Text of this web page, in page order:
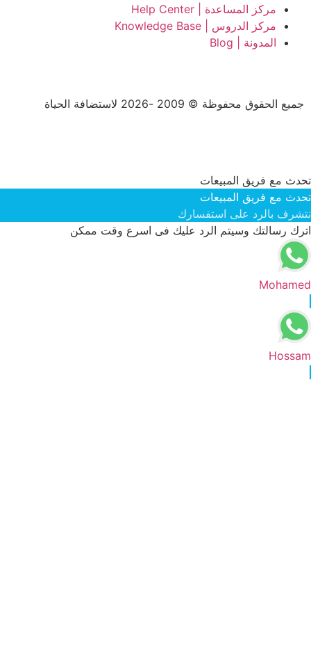
مركز المساعدة | Help Center
مركز الدروس | Knowledge Base
المدونة | Blog
جميع الحقوق محفوظة © 2009 -2026 لاستضافة الحياة
تحدث مع فريق المبيعات
تحدث مع فريق المبيعات
نتشرف بالرد على استفسارك
اترك رسالتك وسيتم الرد عليك فى اسرع وقت ممكن
Mohamed
Hossam